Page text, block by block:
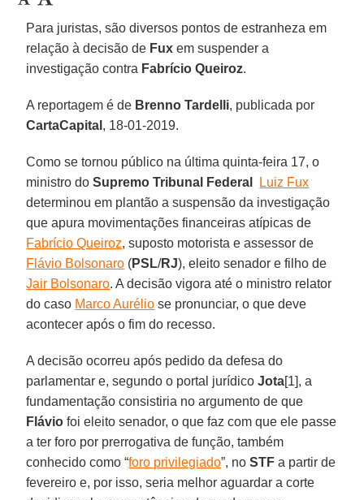
Para juristas, são diversos pontos de estranheza em
relação à decisão de Fux em suspender a
investigação contra Fabrício Queiroz.
A reportagem é de Brenno Tardelli, publicada por
CartaCapital , 18-01-2019.
Como se tornou público na última quinta-feira 17, o
ministro doSupremo Tribunal Federal
Luiz Fux
determinou em plantão a suspensão da investigação
que apura movimentações financeiras atípicas de
Fabrício Queiroz, suposto motorista e assessor de
Flávio Bolsonaro (PSL/RJ), eleito senador e filho de
Jair Bolsonaro. A decisão vigora até o ministro relator
do caso Marco Aurélio se pronunciar, o que deve
acontecer após o fim do recesso.
A decisão ocorreu após pedido da defesa do
parlamentar e, segundo o portal jurídicoJota[1], a
fundamentação consistiria no argumento de que
Flávio foi eleito senador, o que faz com que ele passe
a ter foro por prerrogativa de função, também
conhecido como “foro privilegiado”, noSTF a partir de
fevereiro e, por isso, seria melhor aguardar a corte